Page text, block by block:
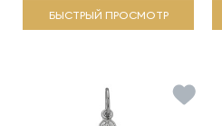
БЫСТРЫЙ ПРОСМОТР